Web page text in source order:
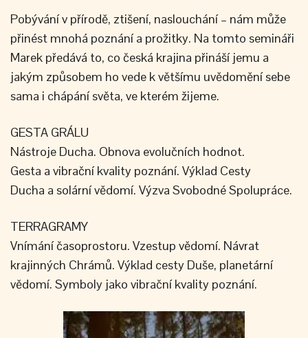
Pobývání v přírodě, ztišení, naslouchání – nám může
přinést mnohá poznání a prožitky. Na tomto semináři
Marek předává to, co česká krajina přináší jemu a
jakým způsobem ho vede k většímu uvědomění sebe
sama i chápání světa, ve kterém žijeme.
GESTA GRÁLU
Nástroje Ducha. Obnova evolučních hodnot.
Gesta a vibrační kvality poznání. Výklad Cesty
Ducha a solární vědomí. Výzva Svobodné Spolupráce.
TERRAGRAMY
Vnímání časoprostoru. Vzestup vědomí. Návrat
krajinných Chrámů. Výklad cesty Duše, planetární
vědomí. Symboly jako vibrační kvality poznání.